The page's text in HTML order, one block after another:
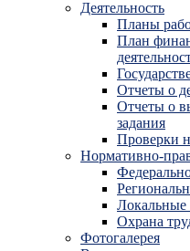
Деятельность
Планы
План
Отчеты о
Отчеты о
задания
Проверки
Нормативно-
Локальные
Охрана
Фотогалерея